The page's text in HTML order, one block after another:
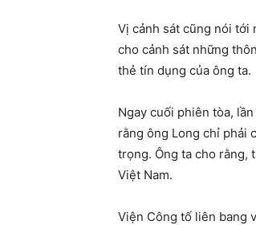
Vị cảnh sát cũng nói tới
cho cảnh sát những
thẻ tín dụng của ông ta.
Ngay cuối phiên tòa,
rằng ông Long chỉ phải
trọng. Ông ta cho rằng,
Việt Nam.
Viện Công tố liên bang